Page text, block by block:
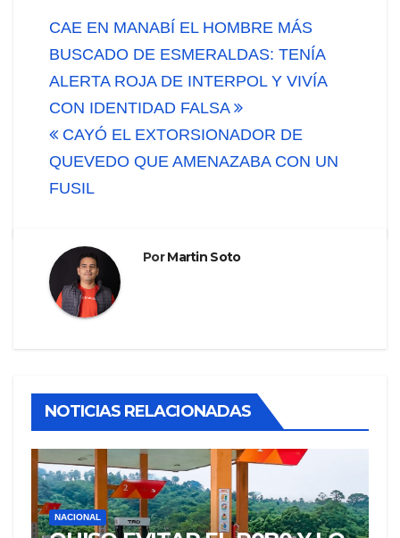
Navegación
de
entradas
CAE EN MANABÍ EL HOMBRE MÁS
BUSCADO DE ESMERALDAS: TENÍA
ALERTA ROJA DE INTERPOL Y VIVÍA
CON IDENTIDAD FALSA
CAYÓ EL EXTORSIONADOR DE
QUEVEDO QUE AMENAZABA CON UN
FUSIL
PorMartin Soto
NOTICIAS RELACIONADAS
NACIONAL